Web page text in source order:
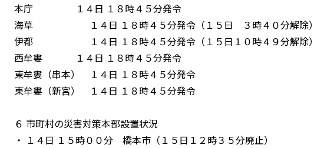
本庁 １４日 １８時４５分発令
海草 １４日 １８時４５分発令（１５日 ３時４０分解除）
伊都 １４日 １８時４５分発令（１５日１０時４９分解除）
西牟婁 １４日 １８時４５分発令
東牟婁（串本） １４日 １８時４５分発令
東牟婁（新宮） １４日 １８時４５分発令
６ 市町村の災害対策本部設置状況
・ １４日 １５時００分 橋本市（１５日１２時３５分廃止）